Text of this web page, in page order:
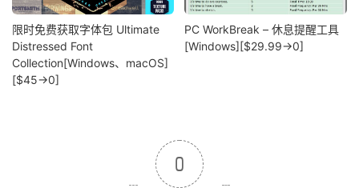
限时免费获取字体包 Ultimate
Distressed Font
Collection[Windows、macOS]
[$45→0]
PC WorkBreak – 休息提醒工具
[Windows][$29.99→0]
0